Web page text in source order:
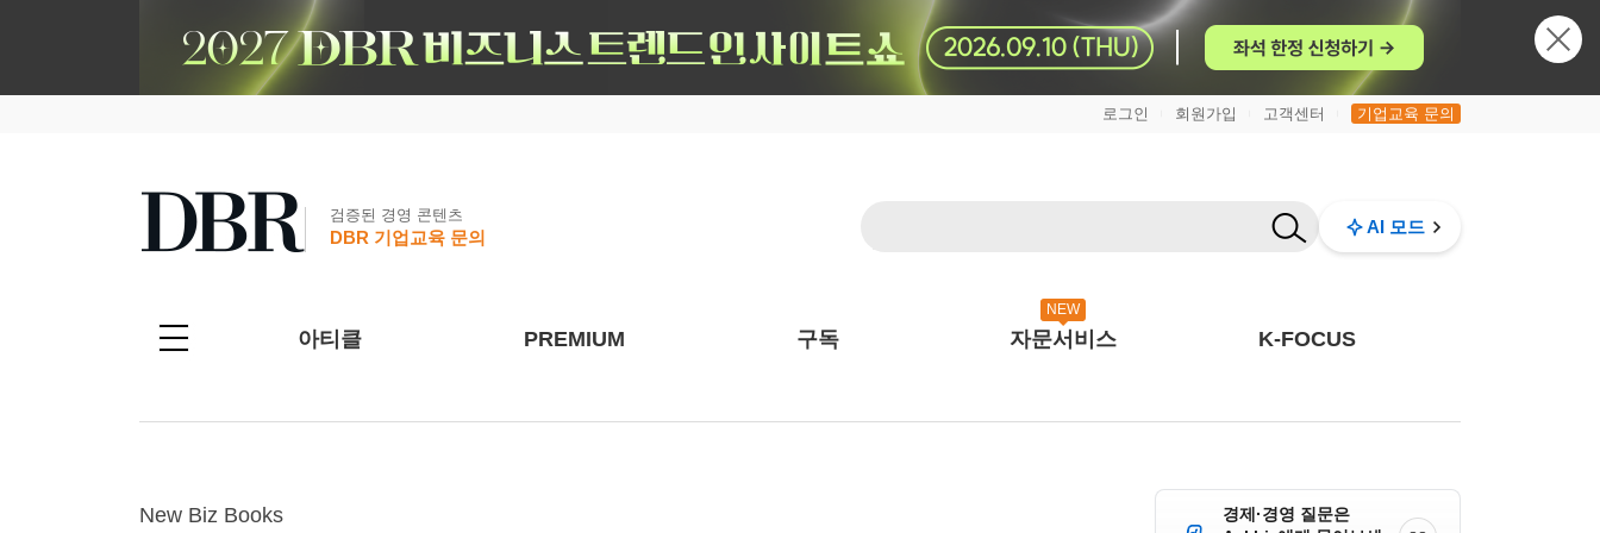
로그인 회원가입 고객센터 기업교육 문의
검증된 경영 콘텐츠
DBR 기업교육 문의
AI 모드
아티클 PREMIUM 구독
NEW
자문서비스 K-FOCUS
New Biz Books
경제·경영 질문은